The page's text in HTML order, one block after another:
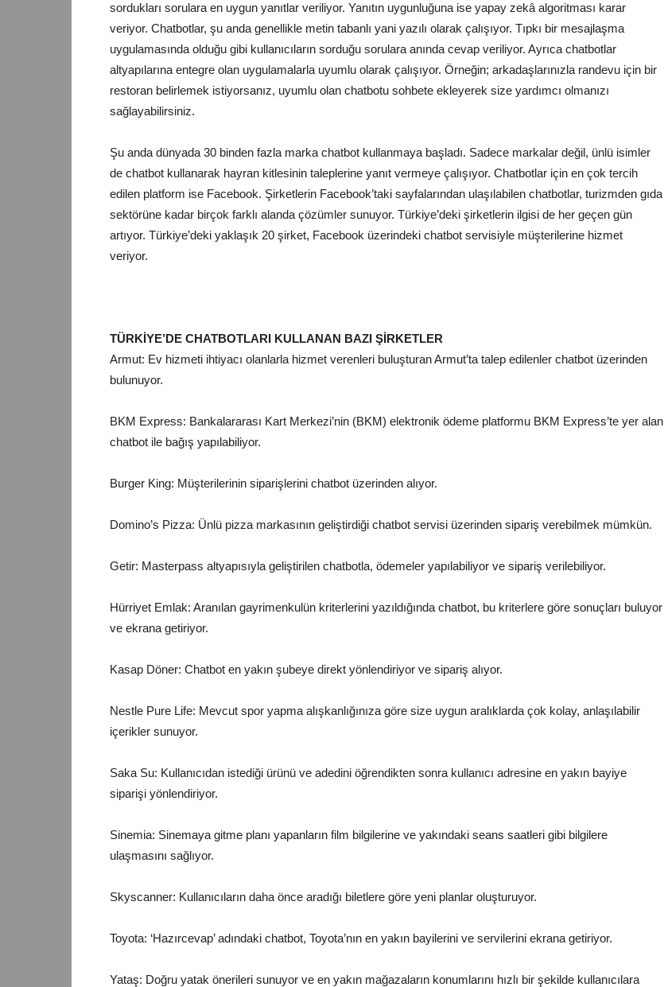
sordukları sorulara en uygun yanıtlar veriliyor. Yanıtın uygunluğuna ise yapay zekâ algoritması karar
veriyor. Chatbotlar, şu anda genellikle metin tabanlı yani yazılı olarak çalışıyor. Tıpkı bir mesajlaşma
uygulamasında olduğu gibi kullanıcıların sorduğu sorulara anında cevap veriliyor. Ayrıca chatbotlar
altyapılarına entegre olan uygulamalarla uyumlu olarak çalışıyor. Örneğin; arkadaşlarınızla randevu için bir
restoran belirlemek istiyorsanız, uyumlu olan chatbotu sohbete ekleyerek size yardımcı olmanızı
sağlayabilirsiniz.
Şu anda dünyada 30 binden fazla marka chatbot kullanmaya başladı. Sadece markalar değil, ünlü isimler
de chatbot kullanarak hayran kitlesinin taleplerine yanıt vermeye çalışıyor. Chatbotlar için en çok tercih
edilen platform ise Facebook. Şirketlerin Facebook’taki sayfalarından ulaşılabilen chatbotlar, turizmden gıda
sektörüne kadar birçok farklı alanda çözümler sunuyor. Türkiye’deki şirketlerin ilgisi de her geçen gün
artıyor. Türkiye’deki yaklaşık 20 şirket, Facebook üzerindeki chatbot servisiyle müşterilerine hizmet
veriyor.
TÜRKİYE’DE CHATBOTLARI KULLANAN BAZI ŞİRKETLER
Armut: Ev hizmeti ihtiyacı olanlarla hizmet verenleri buluşturan Armut’ta talep edilenler chatbot üzerinden
bulunuyor.
BKM Express: Bankalararası Kart Merkezi’nin (BKM) elektronik ödeme platformu BKM Express’te yer alan
chatbot ile bağış yapılabiliyor.
Burger King: Müşterilerinin siparişlerini chatbot üzerinden alıyor.
Domino’s Pizza: Ünlü pizza markasının geliştirdiği chatbot servisi üzerinden sipariş verebilmek mümkün.
Getir: Masterpass altyapısıyla geliştirilen chatbotla, ödemeler yapılabiliyor ve sipariş verilebiliyor.
Hürriyet Emlak: Aranılan gayrimenkulün kriterlerini yazıldığında chatbot, bu kriterlere göre sonuçları buluyor
ve ekrana getiriyor.
Kasap Döner: Chatbot en yakın şubeye direkt yönlendiriyor ve sipariş alıyor.
Nestle Pure Life: Mevcut spor yapma alışkanlığınıza göre size uygun aralıklarda çok kolay, anlaşılabilir
içerikler sunuyor.
Saka Su: Kullanıcıdan istediği ürünü ve adedini öğrendikten sonra kullanıcı adresine en yakın bayiye
siparişi yönlendiriyor.
Sinemia: Sinemaya gitme planı yapanların film bilgilerine ve yakındaki seans saatleri gibi bilgilere
ulaşmasını sağlıyor.
Skyscanner: Kullanıcıların daha önce aradığı biletlere göre yeni planlar oluşturuyor.
Toyota: ‘Hazırcevap’ adındaki chatbot, Toyota’nın en yakın bayilerini ve servilerini ekrana getiriyor.
Yataş: Doğru yatak önerileri sunuyor ve en yakın mağazaların konumlarını hızlı bir şekilde kullanıcılara